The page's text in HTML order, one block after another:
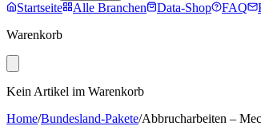
Startseite Alle Branchen Data-Shop FAQ
Warenkorb
Kein Artikel im Warenkorb
Home/Bundesland-Pakete/Abbrucharbeiten –